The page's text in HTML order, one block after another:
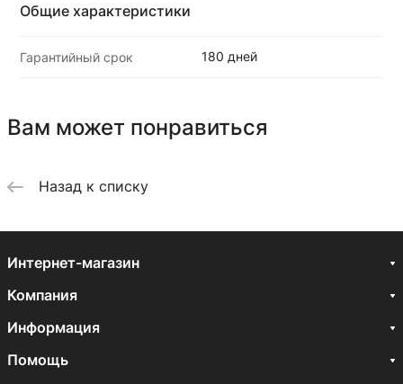
Общие характеристики
Гарантийный срок 180 дней
Вам может понравиться
Назад к списку
Интернет-магазин
Компания
Информация
Помощь